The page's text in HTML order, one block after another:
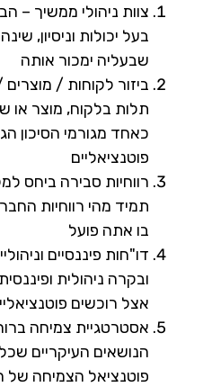
צוות ניהולי ממשיך – הבטחת
בעל יכולות וניסיון, שינהל
שבעליה ימכור אותה
ביזור לקוחות / מוצרים /
תלות בלקוח, מוצר או
כאחד מגורמי הסיכון
פוטנציאליים
רווחיות סבירה ביחס
תמיד מהי רווחיות החברה
בו אתה פועל
דו"חות פיננסיים
ובקרה ניהולית ופיננסית
אצל רוכשים פוטנציאליים
אסטרטגיית צמיחה ברורה
הנושאים העיקריים שכל
פוטנציאל הצמיחה של